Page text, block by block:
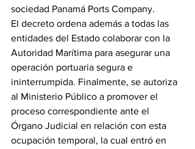
sociedad Panamá Ports Company.
El decreto ordena además a todas las
entidades del Estado colaborar con la
Autoridad Marítima para asegurar una
operación portuaria segura e
ininterrumpida. Finalmente, se autoriza
al Ministerio Público a promover el
proceso correspondiente ante el
Órgano Judicial en relación con esta
ocupación temporal, la cual entró en